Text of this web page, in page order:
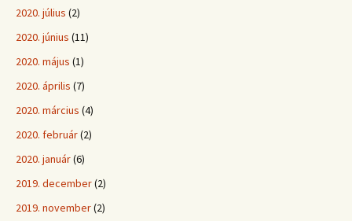
2020. július (2)
2020. június (11)
2020. május (1)
2020. április (7)
2020. március (4)
2020. február(2)
2020. január(6)
2019. december(2)
2019. november(2)